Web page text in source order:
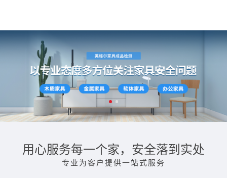
用心服务每一个家，安全落到实处
专业为客户提供一站式服务